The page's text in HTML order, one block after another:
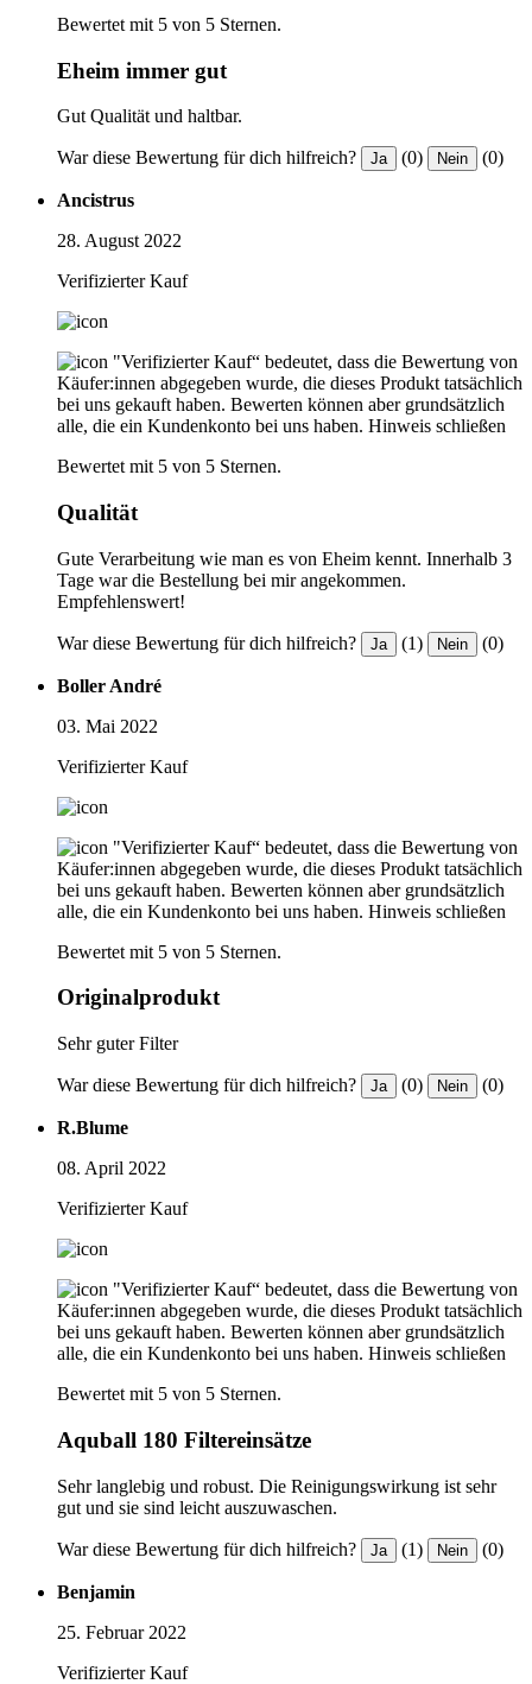
Bewertet mit 5 von 5 Sternen.
Eheim immer gut
Gut Qualität und haltbar.
War diese Bewertung für dich hilfreich? Ja (0) Nein (0)
Ancistrus
28. August 2022
Verifizierter Kauf
"Verifizierter Kauf“ bedeutet, dass die Bewertung von
Käufer:innen abgegeben wurde, die dieses Produkt tatsächlich
bei uns gekauft haben. Bewerten können aber grundsätzlich
alle, die ein Kundenkonto bei uns haben. Hinweis schließen
Bewertet mit 5 von 5 Sternen.
Qualität
Gute Verarbeitung wie man es von Eheim kennt. Innerhalb 3
Tage war die Bestellung bei mir angekommen.
Empfehlenswert!
War diese Bewertung für dich hilfreich? Ja (1) Nein (0)
Boller André
03. Mai 2022
Verifizierter Kauf
"Verifizierter Kauf“ bedeutet, dass die Bewertung von
Käufer:innen abgegeben wurde, die dieses Produkt tatsächlich
bei uns gekauft haben. Bewerten können aber grundsätzlich
alle, die ein Kundenkonto bei uns haben. Hinweis schließen
Bewertet mit 5 von 5 Sternen.
Originalprodukt
Sehr guter Filter
War diese Bewertung für dich hilfreich? Ja (0) Nein (0)
R.Blume
08. April 2022
Verifizierter Kauf
"Verifizierter Kauf“ bedeutet, dass die Bewertung von
Käufer:innen abgegeben wurde, die dieses Produkt tatsächlich
bei uns gekauft haben. Bewerten können aber grundsätzlich
alle, die ein Kundenkonto bei uns haben. Hinweis schließen
Bewertet mit 5 von 5 Sternen.
Aquball 180 Filtereinsätze
Sehr langlebig und robust. Die Reinigungswirkung ist sehr
gut und sie sind leicht auszuwaschen.
War diese Bewertung für dich hilfreich? Ja (1) Nein (0)
Benjamin
25. Februar 2022
Verifizierter Kauf